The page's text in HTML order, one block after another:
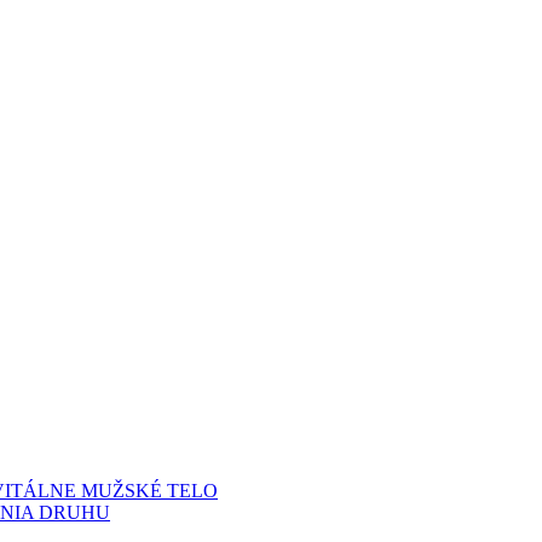
MUŽSKÉ TELO
DRUHU